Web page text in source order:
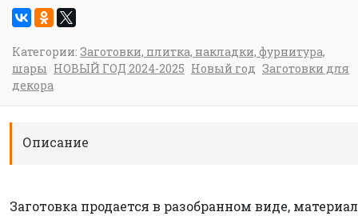
Категории: Заготовки, плитка, накладки, фурнитура,
шары НОВЫЙ ГОД 2024-2025 Новый год Заготовки для
декора
Описание
Заготовка продается в разобранном виде, материал